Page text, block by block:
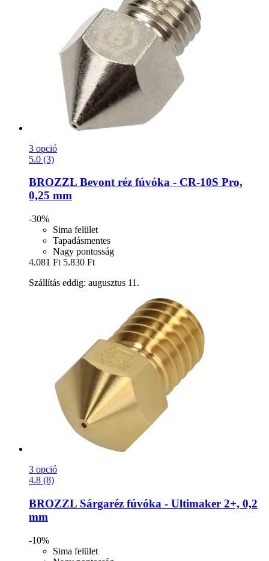
3 opció
5.0 (3)
BROZZL Bevont réz fúvóka -​ CR-​10S Pro,
0,25 mm
-30%
Sima felület
Tapadásmentes
Nagy pontosság
4.081 Ft 5.830 Ft
Szállítás eddig: augusztus 11.
3 opció
4.8 (8)
BROZZL Sárgaréz fúvóka -​ Ultimaker 2+, 0,2
mm
-10%
Sima felület